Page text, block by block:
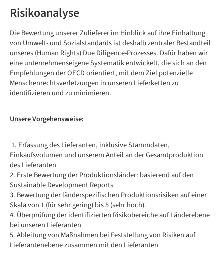
Risikoanalyse
Die Bewertung unserer Zulieferer im Hinblick auf ihre Einhaltung
von Umwelt- und Sozialstandards ist deshalb zentraler Bestandteil
unseres (Human Rights) Due Diligence-Prozesses. Dafür haben wir
eine unternehmenseigene Systematik entwickelt, die sich an den
Empfehlungen der OECD orientiert, mit dem Ziel potenzielle
Menschenrechtsverletzungen in unseren Lieferketten zu
identifizieren und zu minimieren.
Unsere Vorgehensweise:
1. Erfassung des Lieferanten, inklusive Stammdaten,
Einkaufsvolumen und unserem Anteil an der Gesamtproduktion
des Lieferanten
2. Erste Bewertung der Produktionsländer: basierend auf den
Sustainable Development Reports
3. Bewertung der länderspezifischen Produktionsrisiken auf einer
Skala von 1 (für sehr gering) bis 5 (sehr hoch).
4. Überprüfung der identifizierten Risikobereiche auf Länderebene
bei unseren Lieferanten
5. Ableitung von Maßnahmen bei Feststellung von Risiken auf
Lieferantenebene zusammen mit den Lieferanten